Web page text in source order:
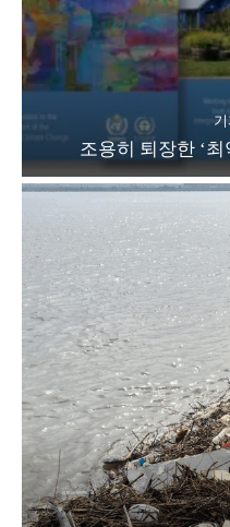
기
조용히 퇴장한 ‘최